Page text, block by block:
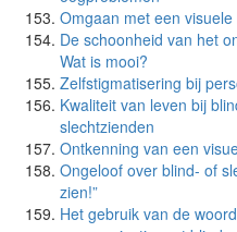
Omgaan met een
De schoonheid van het
Wat is mooi?
Zelfstigmatisering bij
Kwaliteit van leven bij
slechtzienden
Ontkenning van een
Ongeloof over blind- of
zien!”
Het gebruik van de